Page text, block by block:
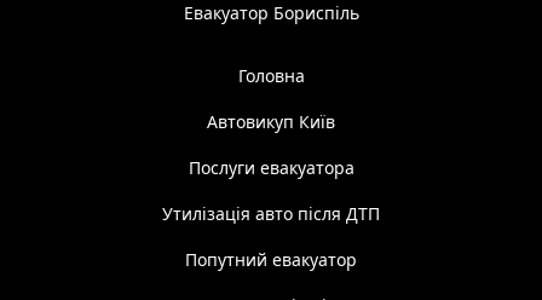
Евакуатор Бориспіль
Головна
Автовикуп Київ
Послуги евакуатора
Утилізація авто після ДТП
Попутний евакуатор